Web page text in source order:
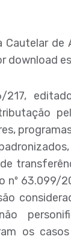
Cautelar
download
217,
63.099/
os